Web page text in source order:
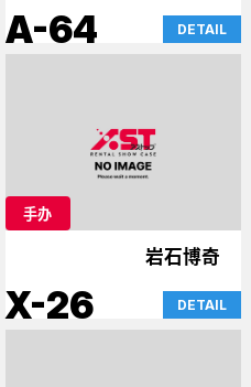
神域、案件
A-64 DETAIL
手办
岩石博奇
X-26 DETAIL